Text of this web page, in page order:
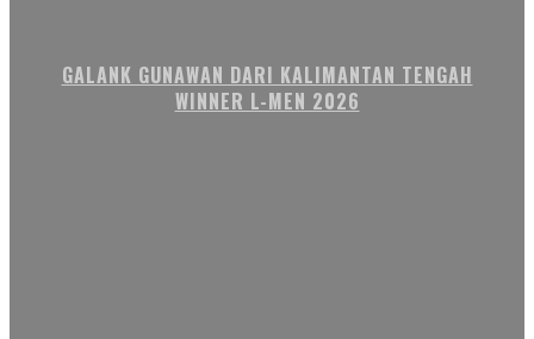
GALANK GUNAWAN DARI KALIMANTAN TENGAH
WINNER L-MEN 2026